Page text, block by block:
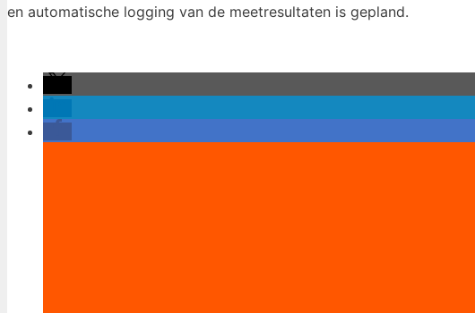
en automatische logging van de meetresultaten is gepland.